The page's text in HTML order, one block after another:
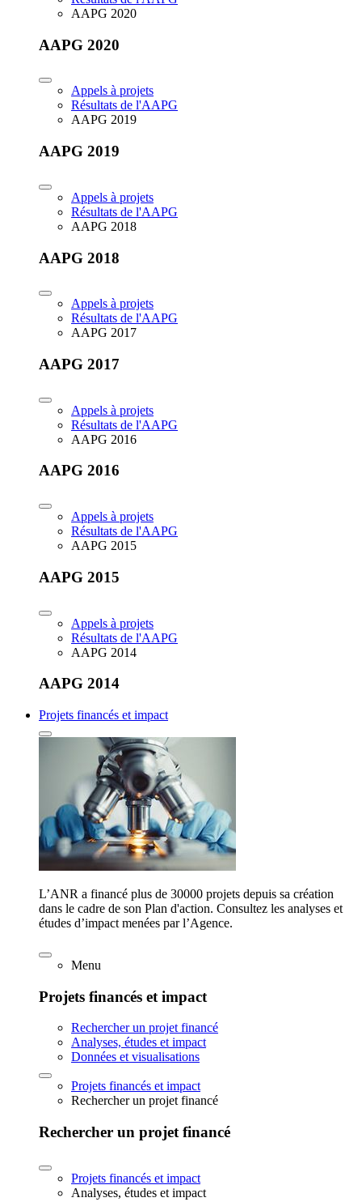
AAPG 2020
AAPG 2020
Appels à projets
Résultats de l'AAPG
AAPG 2019
AAPG 2019
Appels à projets
Résultats de l'AAPG
AAPG 2018
AAPG 2018
Appels à projets
Résultats de l'AAPG
AAPG 2017
AAPG 2017
Appels à projets
Résultats de l'AAPG
AAPG 2016
AAPG 2016
Appels à projets
Résultats de l'AAPG
AAPG 2015
AAPG 2015
Appels à projets
Résultats de l'AAPG
AAPG 2014
AAPG 2014
Projets financés et impact
L’ANR a financé plus de 30000 projets depuis sa création
dans le cadre de son Plan d'action. Consultez les analyses et
études d’impact menées par l’Agence.
Menu
Projets financés et impact
Rechercher un projet financé
Analyses, études et impact
Données et visualisations
Projets financés et impact
Rechercher un projet financé
Rechercher un projet financé
Projets financés et impact
Analyses, études et impact